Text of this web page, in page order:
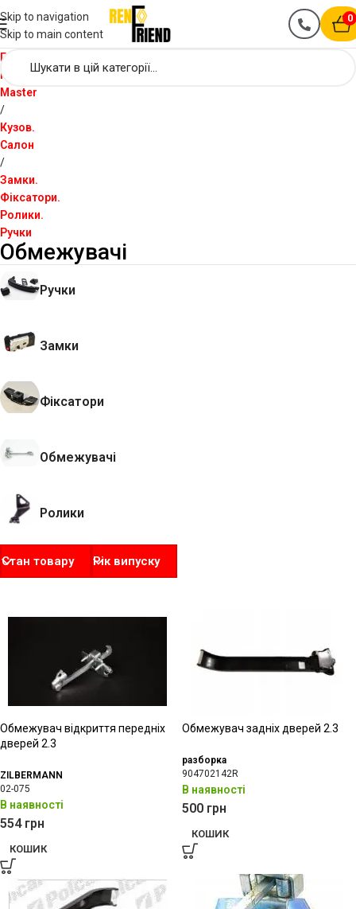
Skip to navigation
Skip to main content
0
Головна
Renault
Master
Кузов.
Салон
Замки.
Фіксатори.
Ролики.
Ручки
Обмежувачі
Ручки
Замки
Фіксатори
Обмежувачі
Ролики
Стан товару Рік випуску
Обмежувач відкриття передніх
дверей 2.3
ZILBERMANN
02-075
В наявності
554 грн
КОШИК
Обмежувач задніх дверей 2.3
разборка
904702142R
В наявності
500 грн
КОШИК